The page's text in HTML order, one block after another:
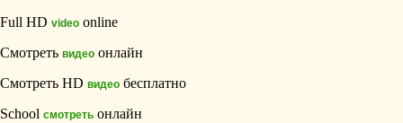
Full HD video online
Смотреть видео онлайн
Смотреть HD видео бесплатно
School смотреть онлайн